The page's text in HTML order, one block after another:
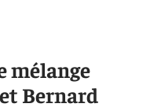
mélange
Bernard